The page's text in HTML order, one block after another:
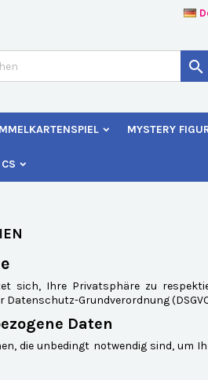

MYSTERY
sich, Ihre Privatsphäre zu
Datenschutz-Grundverordnung
Daten
die unbedingt notwendig sind, um
((cancelText))
um Artikel Ihrer Wunschliste